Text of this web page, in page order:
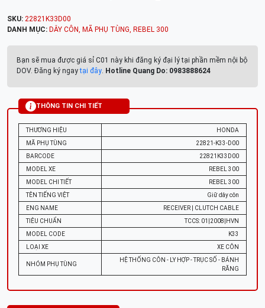
SKU: 22821K33D00
DANH MỤC: DÂY CÔN, MÃ PHỤ TÙNG, REBEL 300
Bạn sẽ mua được giá sỉ C01 này khi đăng ký đại lý tại phần mềm nội bộ
DOV. Đăng ký ngaytại đây. Hotline Quang Do: 0983888624
THÔNG TIN CHI TIẾT
THƯƠNG HIỆU
HONDA
MÃ PHỤ TÙNG
22821-K33-D00
BARCODE
22821K33D00
MODEL XE
REBEL 300
MODEL CHI TIẾT
REBEL 300
TÊN TIẾNG VIỆT
Giữ dây côn
ENG NAME
RECEIVER | CLUTCH CABLE
TIÊU CHUẨN
TCCS: 01|2008|HVN
MODEL CODE
K33
LOẠI XE
XE CÔN
NHÓM PHỤ TÙNG
HỆ THỐNG CÔN - LY HỢP - TRỤC SỐ - BÁNH
RĂNG